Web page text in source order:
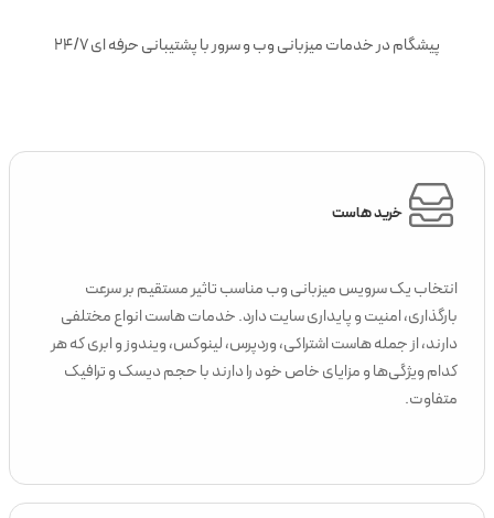
پیشگام در خدمات میزبانی وب و سرور با پشتیبانی حرفه ای 24/7
خرید هاست
انتخاب یک سرویس میزبانی وب مناسب تاثیر مستقیم بر سرعت
بارگذاری، امنیت و پایداری سایت دارد. خدمات هاست انواع مختلفی
دارند، از جمله هاست اشتراکی، وردپرس، لینوکس، ویندوز و ابری که هر
کدام ویژگی‌ها و مزایای خاص خود را دارند با حجم دیسک و ترافیک
متفاوت.